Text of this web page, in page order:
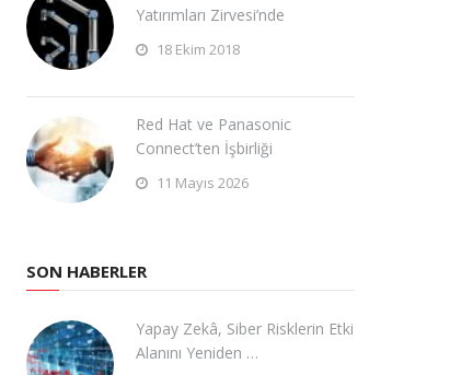
Yatırımları Zirvesi’nde
18 Ekim 2018
Red Hat ve Panasonic
Connect’ten İşbirliği
11 Mayıs 2026
SON HABERLER
Yapay Zekâ, Siber Risklerin Etki
Alanını Yeniden …